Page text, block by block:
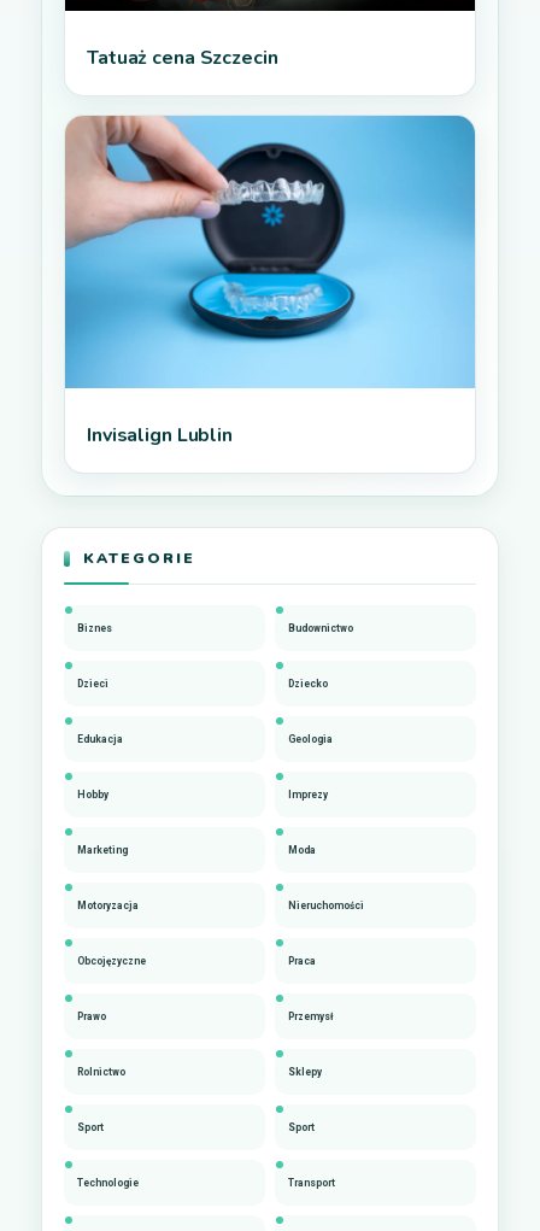
Tatuaż cena Szczecin
Invisalign Lublin
KATEGORIE
Biznes Budownictwo
Dzieci Dziecko
Edukacja Geologia
Hobby Imprezy
Marketing Moda
Motoryzacja Nieruchomości
Obcojęzyczne Praca
Prawo Przemysł
Rolnictwo Sklepy
Sport Sport
Technologie Transport